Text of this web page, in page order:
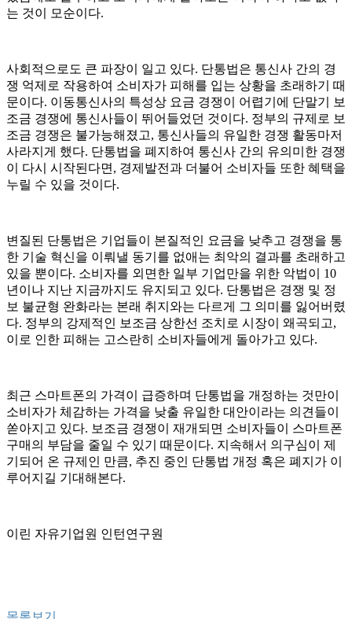
는 것이 모순이다.
사회적으로도 큰 파장이 일고 있다. 단통법은 통신사 간의 경
쟁 억제로 작용하여 소비자가 피해를 입는 상황을 초래하기 때
문이다. 이동통신사의 특성상 요금 경쟁이 어렵기에 단말기 보
조금 경쟁에 통신사들이 뛰어들었던 것이다. 정부의 규제로 보
조금 경쟁은 불가능해졌고, 통신사들의 유일한 경쟁 활동마저
사라지게 했다. 단통법을 폐지하여 통신사 간의 유의미한 경쟁
이 다시 시작된다면, 경제발전과 더불어 소비자들 또한 혜택을
누릴 수 있을 것이다.
변질된 단통법은 기업들이 본질적인 요금을 낮추고 경쟁을 통
한 기술 혁신을 이뤄낼 동기를 없애는 최악의 결과를 초래하고
있을 뿐이다. 소비자를 외면한 일부 기업만을 위한 악법이 10
년이나 지난 지금까지도 유지되고 있다. 단통법은 경쟁 및 정
보 불균형 완화라는 본래 취지와는 다르게 그 의미를 잃어버렸
다. 정부의 강제적인 보조금 상한선 조치로 시장이 왜곡되고,
이로 인한 피해는 고스란히 소비자들에게 돌아가고 있다.
최근 스마트폰의 가격이 급증하며 단통법을 개정하는 것만이
소비자가 체감하는 가격을 낮출 유일한 대안이라는 의견들이
쏟아지고 있다. 보조금 경쟁이 재개되면 소비자들이 스마트폰
구매의 부담을 줄일 수 있기 때문이다. 지속해서 의구심이 제
기되어 온 규제인 만큼, 추진 중인 단통법 개정 혹은 폐지가 이
루어지길 기대해본다.
이린 자유기업원 인턴연구원
목록보기